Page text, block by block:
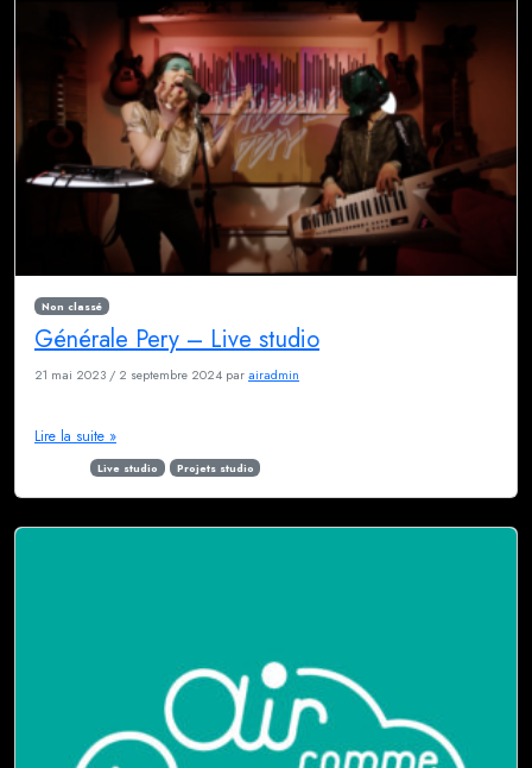
Non classé
Générale Pery – Live studio
21 mai 2023 / 2 septembre 2024 par airadmin
Lire la suite »
Live studio Projets studio